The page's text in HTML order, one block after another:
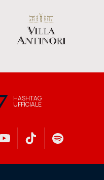
HASHTAG
UFFICIALE